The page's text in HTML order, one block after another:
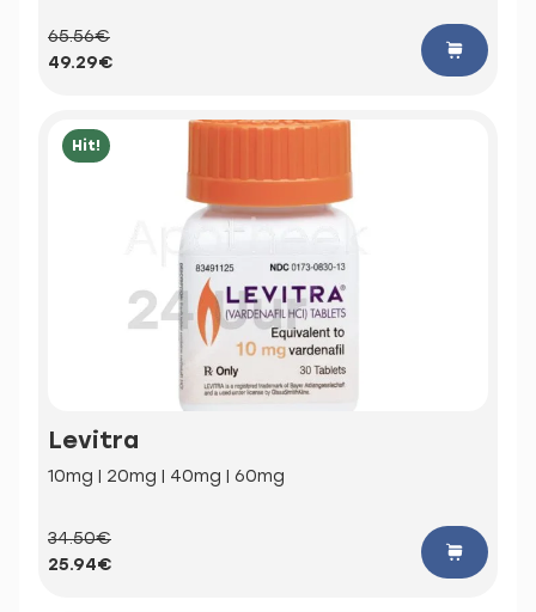
65.56€
49.29€
Hit!
Levitra
10mg | 20mg | 40mg | 60mg
34.50€
25.94€